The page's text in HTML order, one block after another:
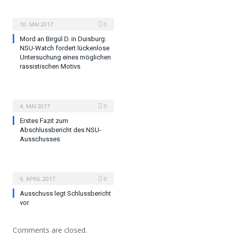
10. MAI 2017
0
Mord an Birgül D. in Duisburg:
NSU-Watch fordert lückenlose
Untersuchung eines möglichen
rassistischen Motivs
4. MAI 2017
0
Erstes Fazit zum
Abschlussbericht des NSU-
Ausschusses
6. APRIL 2017
0
Ausschuss legt Schlussbericht
vor
Comments are closed.